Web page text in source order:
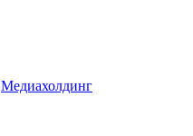
Медиахолдинг